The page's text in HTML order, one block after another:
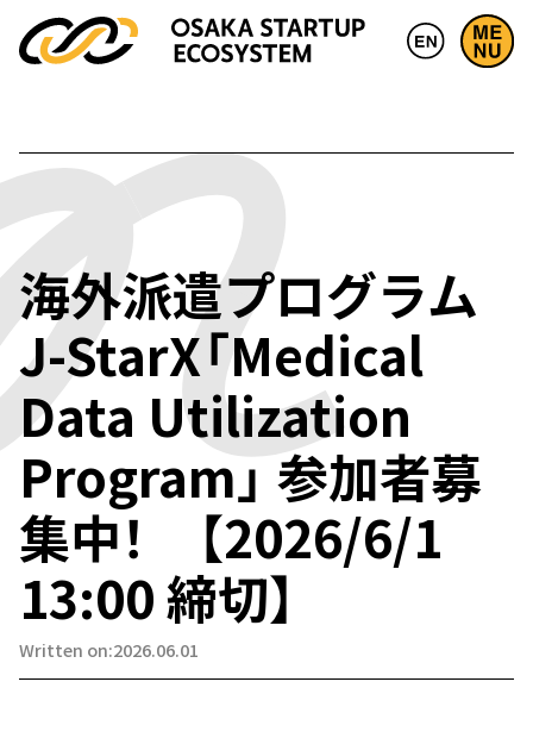
海外派遣プログラム
J-StarX「Medical
Data Utilization
Program」 参加者募
集中！ 【2026/6/1
13:00 締切】
Written on:2026.06.01